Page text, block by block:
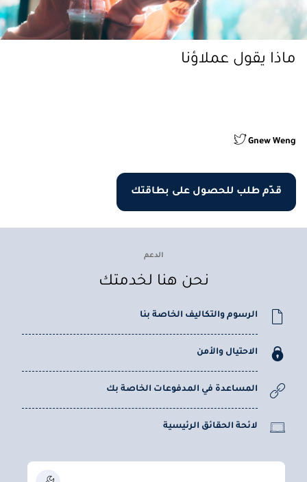
ماذا يقول عملاؤنا
Gnew Weng
قدّم طلب للحصول على بطاقتك
الدعم
نحن هنا لخدمتك
الرسوم والتكاليف الخاصة بنا
الاحتيال والأمن
المساعدة في المدفوعات الخاصة بك
لائحة الحقائق الرئيسية